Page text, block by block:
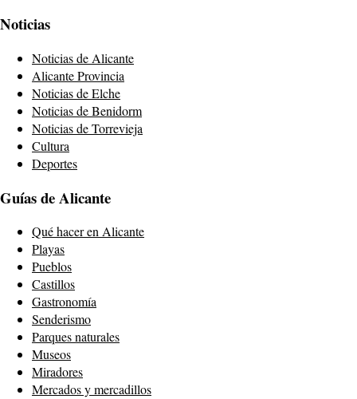
Noticias
Noticias de Alicante
Alicante Provincia
Noticias de Elche
Noticias de Benidorm
Noticias de Torrevieja
Cultura
Deportes
Guías de Alicante
Qué hacer en Alicante
Playas
Pueblos
Castillos
Gastronomía
Senderismo
Parques naturales
Museos
Miradores
Mercados y mercadillos